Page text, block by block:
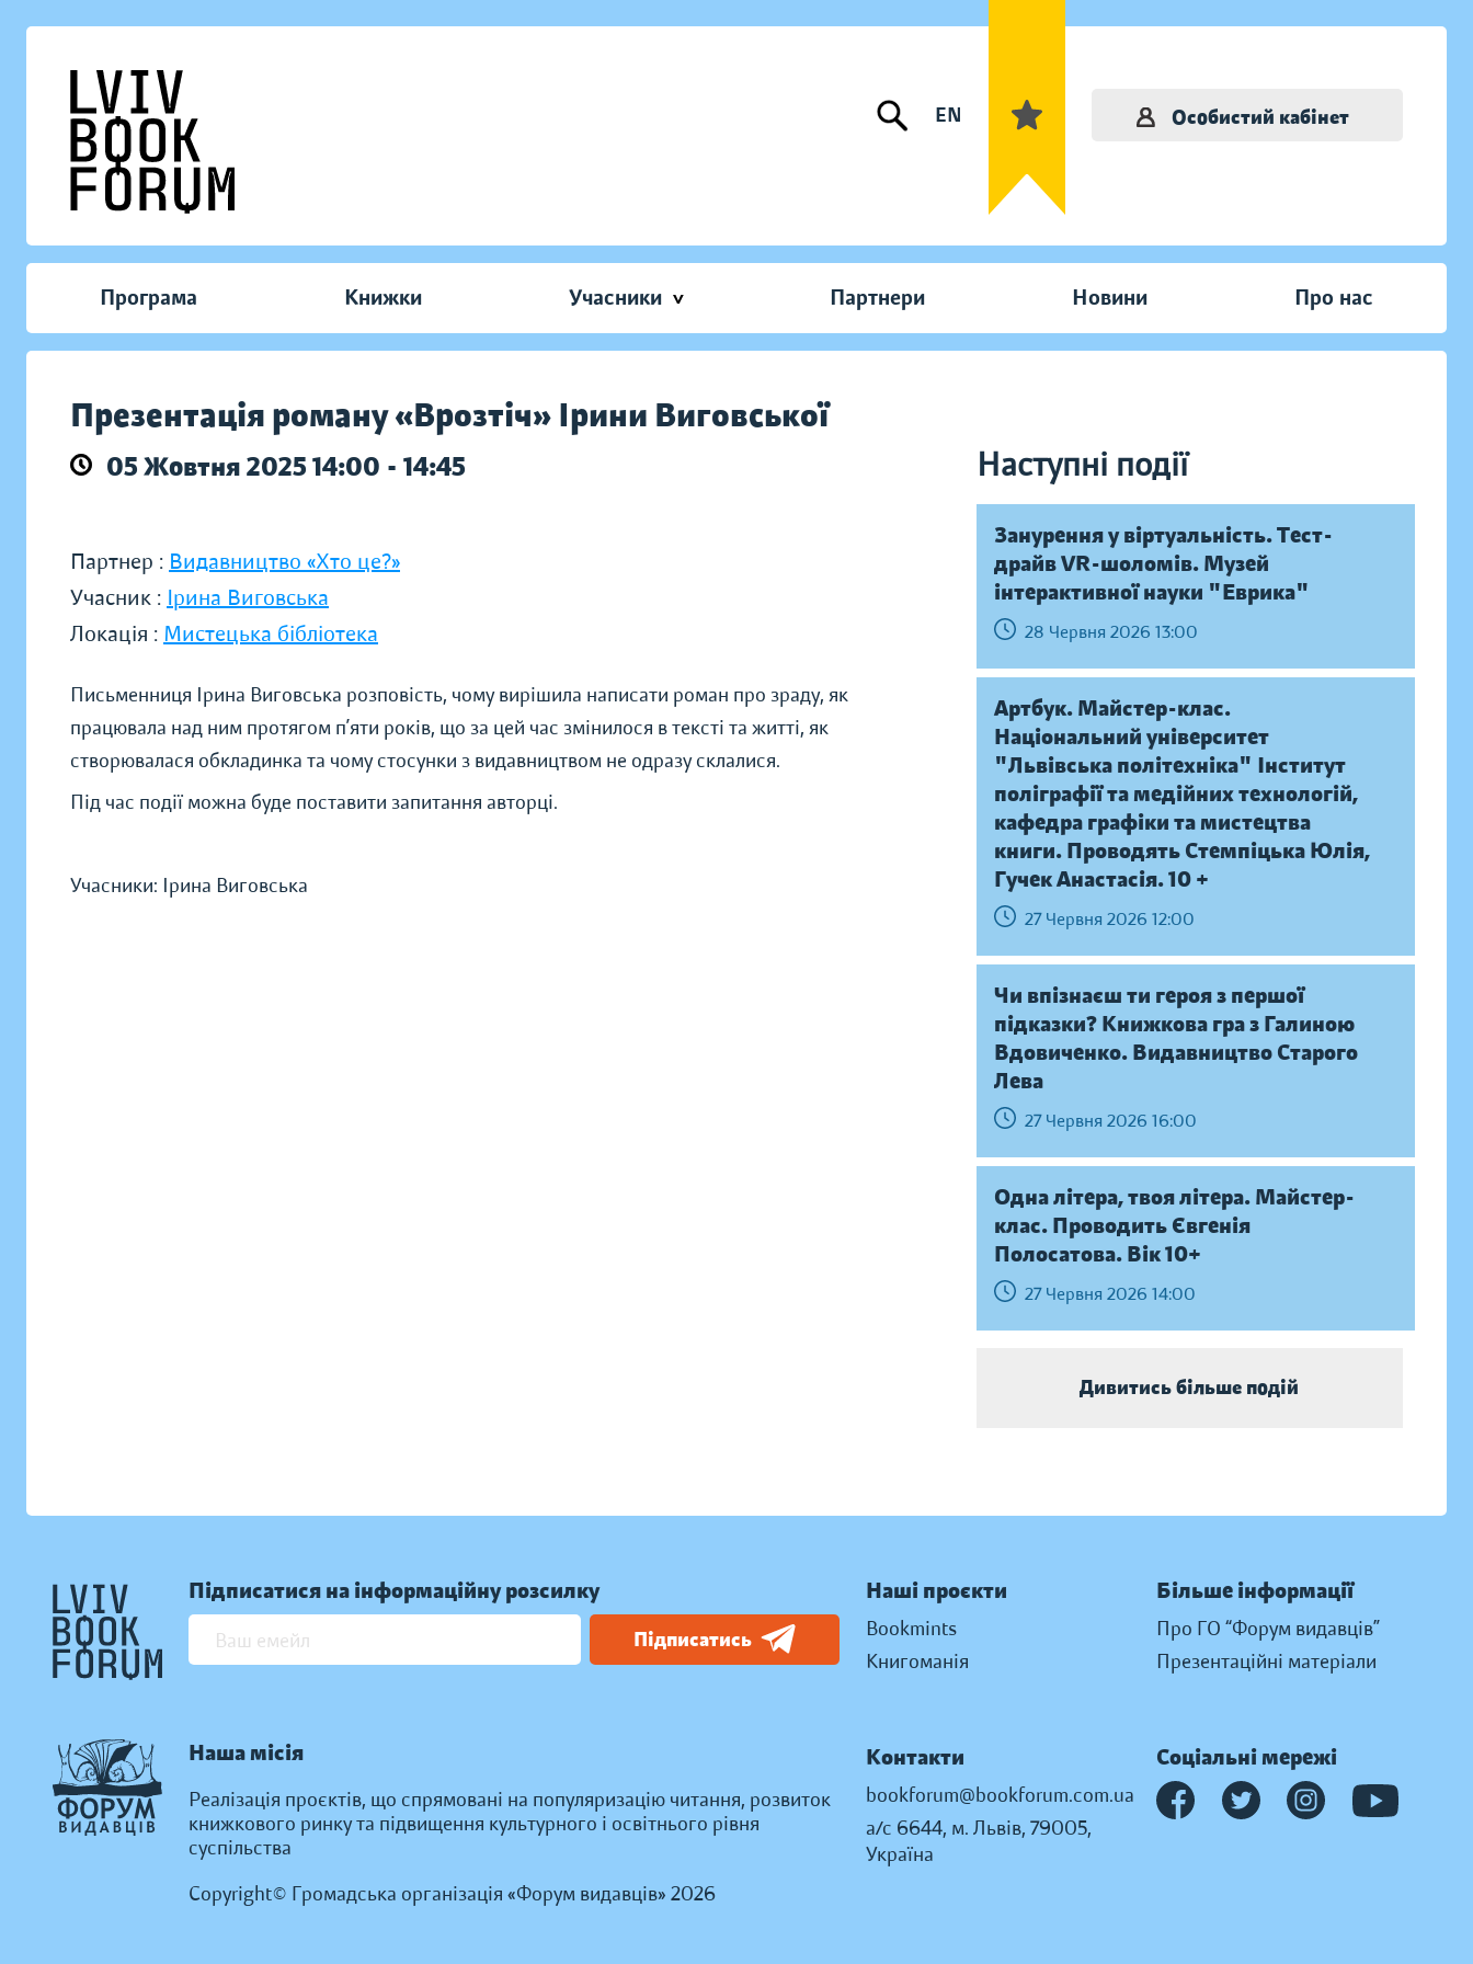
EN Особистий кабінет
Програма Книжки Учасники Партнери Новини Про нас
Презентація роману «Врозтіч» Ірини Виговської
05 Жовтня 2025 14:00 - 14:45 Наступні події
Партнер : Видавництво «Хто це?»
Учасник : Ірина Виговська
Локація : Мистецька бібліотека
Письменниця Ірина Виговська розповість, чому вирішила написати роман про зраду, як
працювала над ним протягом п’яти років, що за цей час змінилося в тексті та житті, як
створювалася обкладинка та чому стосунки з видавництвом не одразу склалися.
Під час події можна буде поставити запитання авторці.
Учасники: Ірина Виговська
Занурення у віртуальність. Тест-
драйв VR-шоломів. Музей
інтерактивної науки "Еврика"
28 Червня 2026 13:00
Артбук. Майстер-клас.
Національний університет
"Львівська політехніка" Інститут
поліграфії та медійних технологій,
кафедра графіки та мистецтва
книги. Проводять Стемпіцька Юлія,
Гучек Анастасія. 10 +
27 Червня 2026 12:00
Чи впізнаєш ти героя з першої
підказки? Книжкова гра з Галиною
Вдовиченко. Видавництво Старого
Лева
27 Червня 2026 16:00
Одна літера, твоя літера. Майстер-
клас. Проводить Євгенія
Полосатова. Вік 10+
27 Червня 2026 14:00
Дивитись більше подій
Підписатися на інформаційну розсилку
Підписатись
Наша місія
Реалізація проєктів, що спрямовані на популяризацію читання, розвиток
книжкового ринку та підвищення культурного і освітнього рівня
суспільства
Copyright© Громадська організація «Форум видавців» 2026
Наші проєкти
Bookmints
Книгоманія
Більше інформації
Про ГО “Форум видавців”
Презентаційні матеріали
Контакти
bookforum@bookforum.com.ua
а/с 6644, м. Львів, 79005,
Україна
Соціальні мережі